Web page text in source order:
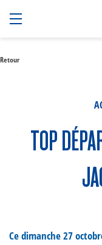
Retour
TOP
Ce dimanche 27